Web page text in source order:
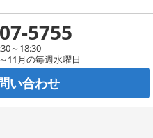
5755
～18:30
11月の毎週水曜日
い合わせ